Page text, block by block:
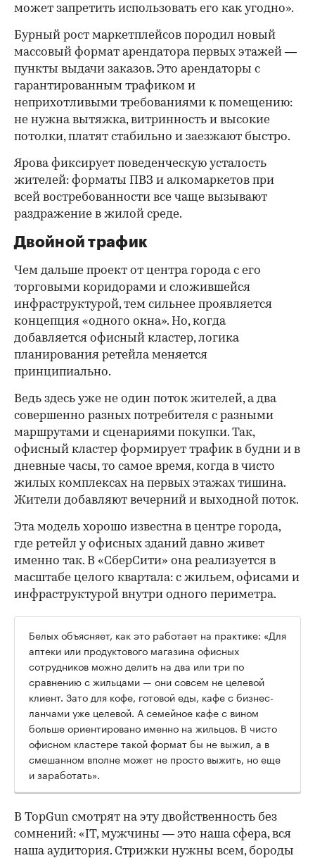
может запретить использовать его как угодно».
Бурный рост маркетплейсов породил новый
массовый формат арендатора первых этажей —
пункты выдачи заказов. Это арендаторы с
гарантированным трафиком и
неприхотливыми требованиями к помещению:
не нужна вытяжка, витринность и высокие
потолки, платят стабильно и заезжают быстро.
Ярова фиксирует поведенческую усталость
жителей: форматы ПВЗ и алкомаркетов при
всей востребованности все чаще вызывают
раздражение в жилой среде.
Двойной трафик
Чем дальше проект от центра города с его
торговыми коридорами и сложившейся
инфраструктурой, тем сильнее проявляется
концепция «одного окна». Но, когда
добавляется офисный кластер, логика
планирования ретейла меняется
принципиально.
Ведь здесь уже не один поток жителей, а два
совершенно разных потребителя с разными
маршрутами и сценариями покупки. Так,
офисный кластер формирует трафик в будни и в
дневные часы, то самое время, когда в чисто
жилых комплексах на первых этажах тишина.
Жители добавляют вечерний и выходной поток.
Эта модель хорошо известна в центре города,
где ретейл у офисных зданий давно живет
именно так. В «СберСити» она реализуется в
масштабе целого квартала: с жильем, офисами и
инфраструктурой внутри одного периметра.
Белых объясняет, как это работает на практике: «Для
аптеки или продуктового магазина офисных
сотрудников можно делить на два или три по
сравнению с жильцами — они совсем не целевой
клиент. Зато для кофе, готовой еды, кафе с бизнес-
ланчами уже целевой. А семейное кафе с вином
больше ориентировано именно на жильцов. В чисто
офисном кластере такой формат бы не выжил, а в
смешанном вполне может не просто выжить, но еще
и заработать».
В TopGun смотрят на эту двойственность без
сомнений: «IT, мужчины — это наша сфера, вся
наша аудитория. Стрижки нужны всем, бороды